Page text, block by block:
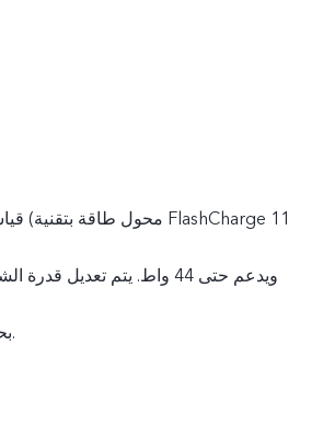
بحسب تغير الوضع وبحسب الاستخدام الفعلي.